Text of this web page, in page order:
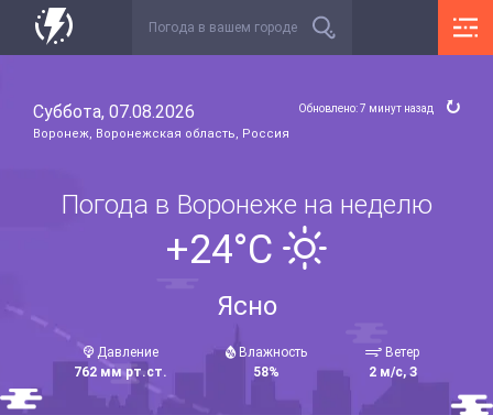
Суббота, 07.08.2026
Воронеж, Воронежская область, Россия
Обновлено: 7 минут назад
Погода в Воронеже на неделю
+24°C
Ясно
Давление
762 мм рт.ст.
Влажность
58%
Ветер
2 м/с, З